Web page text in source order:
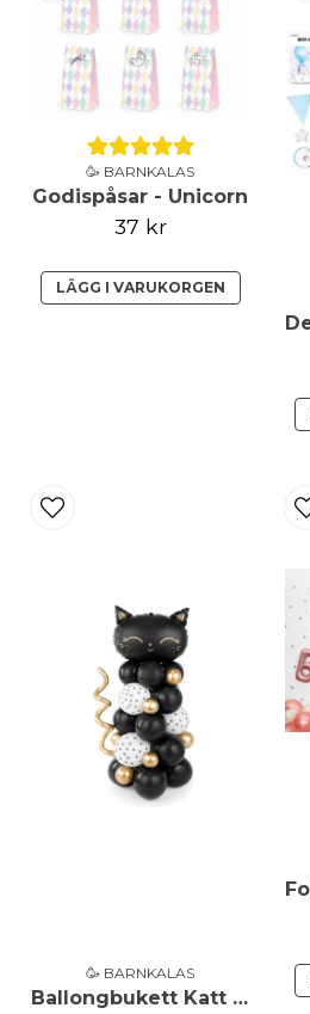
🥳 BARNKALAS
Godispåsar - Unicorn
37 kr
LÄGG I VARUKORGEN
🥳 BARNKALAS
Ballongbukett Katt Svart Vit Guld